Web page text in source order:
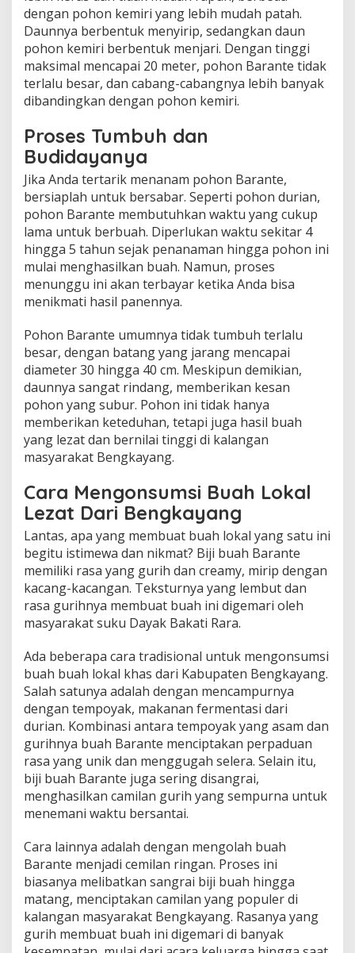
dengan pohon kemiri yang lebih mudah patah.
Daunnya berbentuk menyirip, sedangkan daun
pohon kemiri berbentuk menjari. Dengan tinggi
maksimal mencapai 20 meter, pohon Barante tidak
terlalu besar, dan cabang-cabangnya lebih banyak
dibandingkan dengan pohon kemiri.
Proses Tumbuh dan
Budidayanya
Jika Anda tertarik menanam pohon Barante,
bersiaplah untuk bersabar. Seperti pohon durian,
pohon Barante membutuhkan waktu yang cukup
lama untuk berbuah. Diperlukan waktu sekitar 4
hingga 5 tahun sejak penanaman hingga pohon ini
mulai menghasilkan buah. Namun, proses
menunggu ini akan terbayar ketika Anda bisa
menikmati hasil panennya.
Pohon Barante umumnya tidak tumbuh terlalu
besar, dengan batang yang jarang mencapai
diameter 30 hingga 40 cm. Meskipun demikian,
daunnya sangat rindang, memberikan kesan
pohon yang subur. Pohon ini tidak hanya
memberikan keteduhan, tetapi juga hasil buah
yang lezat dan bernilai tinggi di kalangan
masyarakat Bengkayang.
Cara Mengonsumsi Buah Lokal
Lezat Dari Bengkayang
Lantas, apa yang membuat buah lokal yang satu ini
begitu istimewa dan nikmat? Biji buah Barante
memiliki rasa yang gurih dan creamy, mirip dengan
kacang-kacangan. Teksturnya yang lembut dan
rasa gurihnya membuat buah ini digemari oleh
masyarakat suku Dayak Bakati Rara.
Ada beberapa cara tradisional untuk mengonsumsi
buah buah lokal khas dari Kabupaten Bengkayang.
Salah satunya adalah dengan mencampurnya
dengan tempoyak, makanan fermentasi dari
durian. Kombinasi antara tempoyak yang asam dan
gurihnya buah Barante menciptakan perpaduan
rasa yang unik dan menggugah selera. Selain itu,
biji buah Barante juga sering disangrai,
menghasilkan camilan gurih yang sempurna untuk
menemani waktu bersantai.
Cara lainnya adalah dengan mengolah buah
Barante menjadi cemilan ringan. Proses ini
biasanya melibatkan sangrai biji buah hingga
matang, menciptakan camilan yang populer di
kalangan masyarakat Bengkayang. Rasanya yang
gurih membuat buah ini digemari di banyak